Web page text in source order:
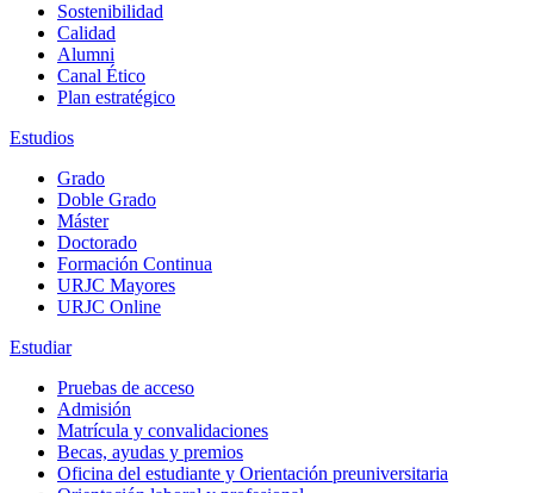
Sostenibilidad
Calidad
Alumni
Canal Ético
Plan estratégico
Estudios
Grado
Doble Grado
Máster
Doctorado
Formación Continua
URJC Mayores
URJC Online
Estudiar
Pruebas de acceso
Admisión
Matrícula y convalidaciones
Becas, ayudas y premios
Oficina del estudiante y Orientación preuniversitaria